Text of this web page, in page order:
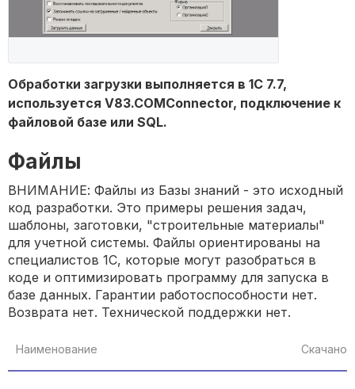
Обработки загрузки выполняется в 1С 7.7,
используется V83.COMConnector, подключение к
файловой базе или SQL.
Файлы
ВНИМАНИЕ: Файлы из Базы знаний - это исходный
код разработки. Это примеры решения задач,
шаблоны, заготовки, "строительные материалы"
для учетной системы. Файлы ориентированы на
специалистов 1С, которые могут разобраться в
коде и оптимизировать программу для запуска в
базе данных. Гарантии работоспособности нет.
Возврата нет. Технической поддержки нет.
Наименование Скачано